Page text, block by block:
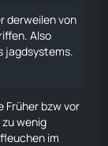
derweilen von
Also
jagdsystems.
Früher bzw vor
wenig
im